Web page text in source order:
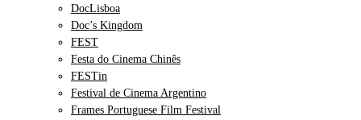
DocLisboa
Doc’s Kingdom
FEST
Festa do Cinema Chinês
FESTin
Festival de Cinema Argentino
Frames Portuguese Film Festival